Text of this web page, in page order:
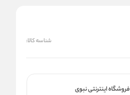
شناسه کالا:
فروشگاه اینترنتی نبوی